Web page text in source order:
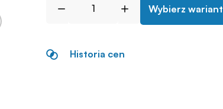
Wybierz wariant
Historia cen